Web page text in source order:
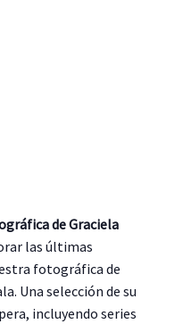
de Graciela
las últimas
fotográfica de
Una selección de su
incluyendo series